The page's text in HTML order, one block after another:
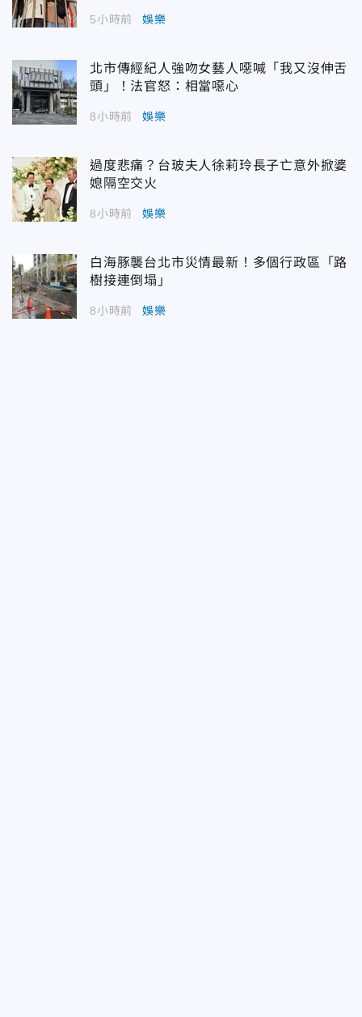
5小時前 娛樂
北市傳經紀人強吻女藝人噁喊「我又沒伸舌
頭」！法官怒：相當噁心
8小時前 娛樂
過度悲痛？台玻夫人徐莉玲長子亡意外掀婆
媳隔空交火
8小時前 娛樂
白海豚襲台北市災情最新！多個行政區「路
樹接連倒塌」
8小時前 娛樂